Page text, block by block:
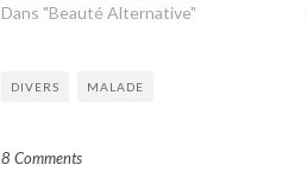
Dans "Beauté Alternative"
DIVERS MALADE
8 Comments